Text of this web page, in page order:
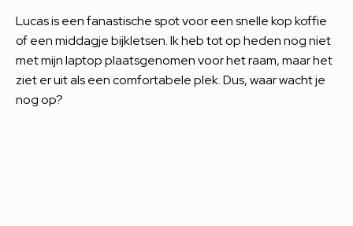
Lucas is een fanastische spot voor een snelle kop koffie
of een middagje bijkletsen. Ik heb tot op heden nog niet
met mijn laptop plaatsgenomen voor het raam, maar het
ziet er uit als een comfortabele plek. Dus, waar wacht je
nog op?